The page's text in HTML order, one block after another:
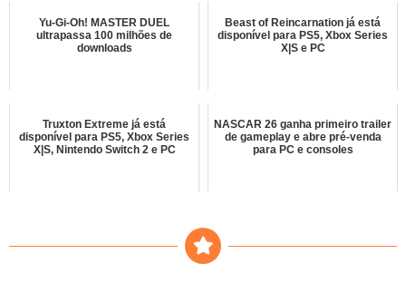
Yu-Gi-Oh! MASTER DUEL
ultrapassa 100 milhões de
downloads
Beast of Reincarnation já está
disponível para PS5, Xbox Series
X|S e PC
Truxton Extreme já está
disponível para PS5, Xbox Series
X|S, Nintendo Switch 2 e PC
NASCAR 26 ganha primeiro trailer
de gameplay e abre pré-venda
para PC e consoles